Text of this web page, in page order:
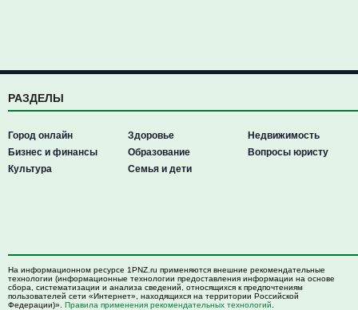
РАЗДЕЛЫ
Город онлайн
Бизнес и финансы
Культура
Здоровье
Образование
Семья и дети
Недвижимость
Вопросы юристу
На информационном ресурсе 1PNZ.ru применяются внешние рекомендательные
технологии (информационные технологии предоставления информации на основе
сбора, систематизации и анализа сведений, относящихся к предпочтениям
пользователей сети «Интернет», находящихся на территории Российской
Федерации)». Правила применения рекомендательных технологий